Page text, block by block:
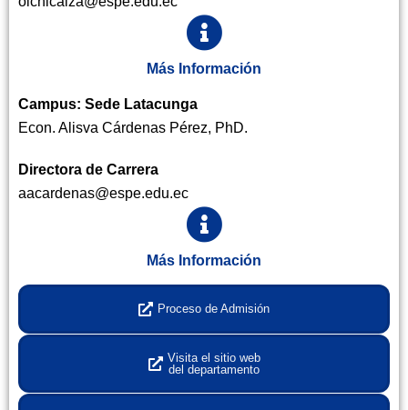
Más Información
Campus: Sede Latacunga
Econ. Alisva Cárdenas Pérez, PhD.
Directora de Carrera
aacardenas@espe.edu.ec
Más Información
Proceso de Admisión
Visita el sitio web
del departamento